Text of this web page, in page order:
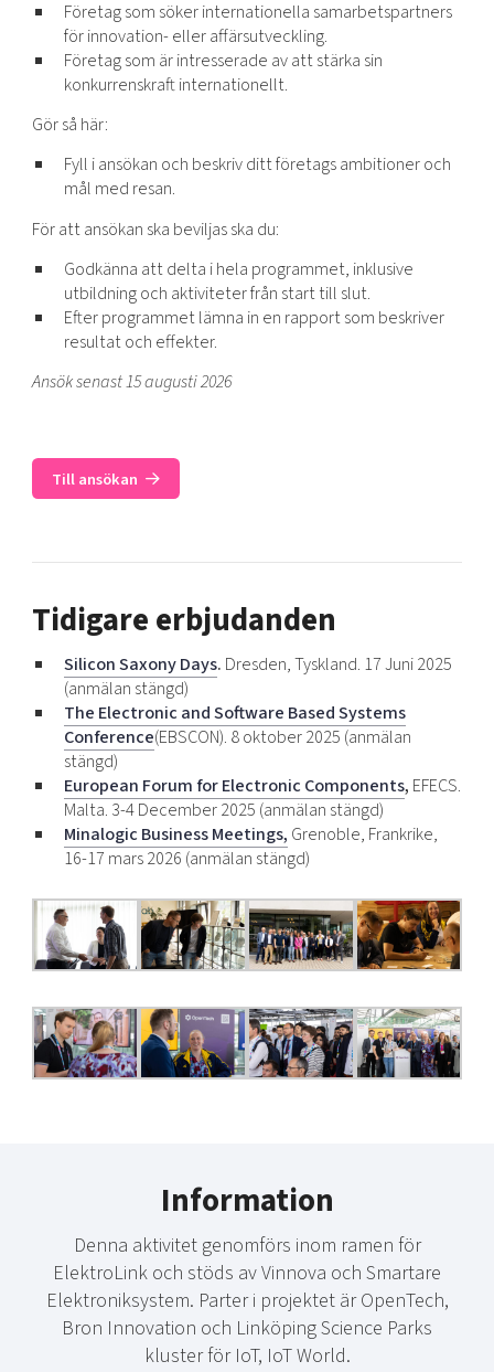
Företag som söker internationella samarbetspartners
för innovation- eller affärsutveckling.
Företag som är intresserade av att stärka sin
konkurrenskraft internationellt.
Gör så här:
Fyll i ansökan och beskriv ditt företags ambitioner och
mål med resan.
För att ansökan ska beviljas ska du:
Godkänna att delta i hela programmet, inklusive
utbildning och aktiviteter från start till slut.
Efter programmet lämna in en rapport som beskriver
resultat och effekter.
Ansök senast 15 augusti 2026
Till ansökan
Tidigare erbjudanden
Silicon Saxony Days. Dresden, Tyskland. 17 Juni 2025
(anmälan stängd)
The Electronic and Software Based Systems
Conference(EBSCON). 8 oktober 2025 (anmälan
stängd)
European Forum for Electronic Components, EFECS.
Malta. 3-4 December 2025 (anmälan stängd)
Minalogic Business Meetings, Grenoble, Frankrike,
16-17 mars 2026 (anmälan stängd)
Information
Denna aktivitet genomförs inom ramen för
ElektroLink och stöds av Vinnova och Smartare
Elektroniksystem. Parter i projektet är OpenTech,
Bron Innovation och Linköping Science Parks
kluster för IoT, IoT World.